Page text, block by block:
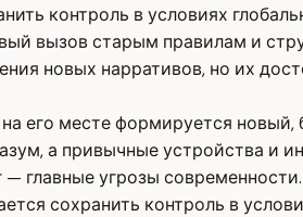
контроль в условиях
вызов старым правилам и
новых нарративов, но их
его месте формируется новый,
а привычные устройства и
главные угрозы современности.
сохранить контроль в